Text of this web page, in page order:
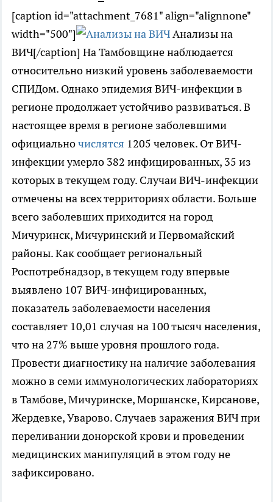
[caption id="attachment_7681" align="alignnone"
width="500"]
Анализы на
ВИЧ[/caption] На Тамбовщине наблюдается
относительно низкий уровень заболеваемости
СПИДом. Однако эпидемия ВИЧ-инфекции в
регионе продолжает устойчиво развиваться. В
настоящее время в регионе заболевшими
официальночислятся 1205 человек. От ВИЧ-
инфекции умерло 382 инфицированных, 35 из
которых в текущем году. Случаи ВИЧ-инфекции
отмечены на всех территориях области. Больше
всего заболевших приходится на город
Мичуринск, Мичуринский и Первомайский
районы. Как сообщает региональный
Роспотребнадзор, в текущем году впервые
выявлено 107 ВИЧ-инфицированных,
показатель заболеваемости населения
составляет 10,01 случая на 100 тысяч населения,
что на 27% выше уровня прошлого года.
Провести диагностику на наличие заболевания
можно в семи иммунологических лабораториях
в Тамбове, Мичуринске, Моршанске, Кирсанове,
Жердевке, Уварово. Случаев заражения ВИЧ при
переливании донорской крови и проведении
медицинских манипуляций в этом году не
зафиксировано.